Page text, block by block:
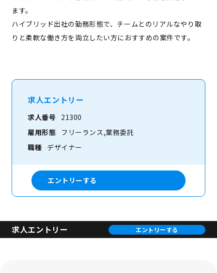
ます。
ハイブリッド出社の勤務形態で、チームとのリアルなやり取
りと柔軟な働き方を両立したい方におすすめの案件です。
求人エントリー
求人番号
21300
雇用形態
フリーランス,業務委託
職種
デザイナー
エントリーする
求人エントリー エントリーする